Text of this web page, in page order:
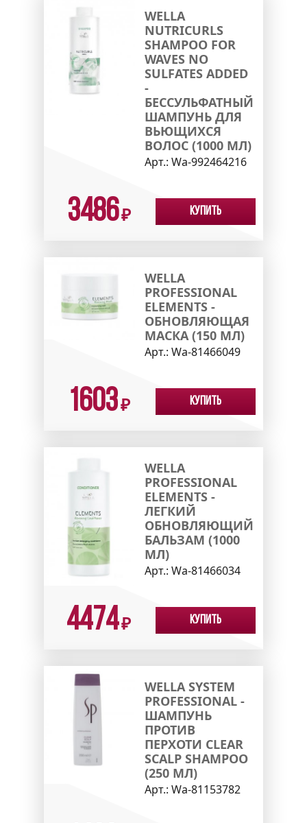
WELLA
NUTRICURLS
SHAMPOO FOR
WAVES NO
SULFATES ADDED
-
БЕССУЛЬФАТНЫЙ
ШАМПУНЬ ДЛЯ
ВЬЮЩИХСЯ
ВОЛОС (1000 МЛ)
Арт.: Wa-992464216
3486₽ Купить
WELLA
PROFESSIONAL
ELEMENTS -
ОБНОВЛЯЮЩАЯ
МАСКА (150 МЛ)
Арт.: Wa-81466049
1603₽ Купить
WELLA
PROFESSIONAL
ELEMENTS -
ЛЕГКИЙ
ОБНОВЛЯЮЩИЙ
БАЛЬЗАМ (1000
МЛ)
Арт.: Wa-81466034
4474₽ Купить
WELLA SYSTEM
PROFESSIONAL -
ШАМПУНЬ
ПРОТИВ
ПЕРХОТИ CLEAR
SCALP SHAMPOO
(250 МЛ)
Арт.: Wa-81153782